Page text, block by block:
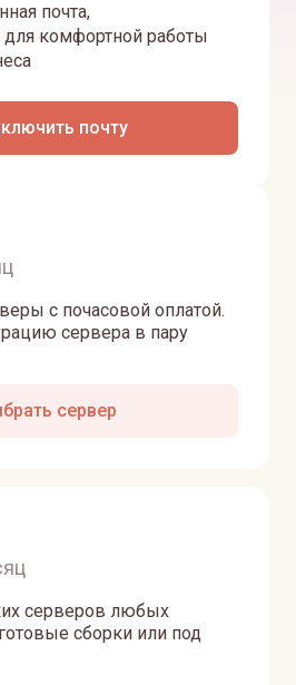
почта,
для комфортной работы
почту
с почасовой оплатой.
сервера в пару
сервер
серверов любых
сборки или под